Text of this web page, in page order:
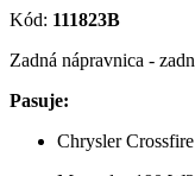
Kód: 111823B
Zadná nápravnica -
Pasuje:
Chrysler